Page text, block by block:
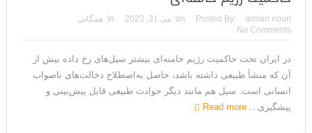
Posted By: arman nouri
on: می 31, 2023 In: همگانی
No Comments
در ایران تحت حاکمیت رژیم خامنه‌ای بیشتر سیل‌های رخ داده بیش از
آن که منشأ طبیعی داشته باشد، حاصل به‌اصطلاح دخالت‌های ناصواب
انسانی است. سیل هم مانند دیگر حوادث طبیعی قابل پیش‌بینی و
پیشگیری... Read more